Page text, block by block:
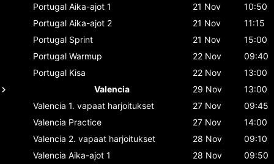
Portugal Aika-ajot 1 21 Nov
10:50
Portugal Aika-ajot 2 21 Nov
11:15
Portugal Sprint 21 Nov
15:00
Portugal Warmup 22 Nov
09:40
Portugal Kisa 22 Nov
13:00
Valencia
29 Nov
13:00
Valencia 1. vapaat harjoitukset 27 Nov
09:45
Valencia Practice 27 Nov
14:00
Valencia 2. vapaat harjoitukset 28 Nov
09:10
Valencia Aika-ajot 1 28 Nov 09:50